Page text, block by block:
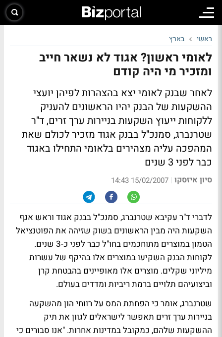
ראשי בארץ
לאומי ראשון? אגוד לא נשאר חייב
ומזכיר מי היה קודם
לאחר שבנק לאומי יצא בהצהרות לפיהן יועצי
ההשקעות של הבנק יהיו הראשונים להעניק
ללקוחות ייעוץ השקעות בניירות ערך זרים, ד"ר
שטרנברג, סמנכ"ל בבנק אגוד מזכיר לכולם שאת
המהפכה עליה מצהירים בלאומי התחילו באגוד
כבר לפני 3 שנים
סיון איזסקו |
15/02/2007 14:43
לדברי ד"ר עקיבא שטרנברג, סמנכ"ל בבנק אגוד וראש אגף
השקעות היה מבין הראשונים בשוק שזיהה את הפוטנציאל
הטמון במוצרים מתוחכמים בחו"ל כבר לפני כ-3 שנים.
לקוחות הבנק השקיעו במוצרים אלו בהיקף של עשרות
מיליוני שקלים. מוצרים אלו מאופיינים בהבטחת קרן
וביצועיהם תלויים ברמת ריביות ומדדים בעולם.
שטרנברג, אומר כי הפחתת המס על רווחי הון מהשקעה
בניירות ערך זרים תאפשר לישראלים לגוון את תיק
ההשקעות שלהם, כמקובל במדינות אחרות. "אנו סבורים כי